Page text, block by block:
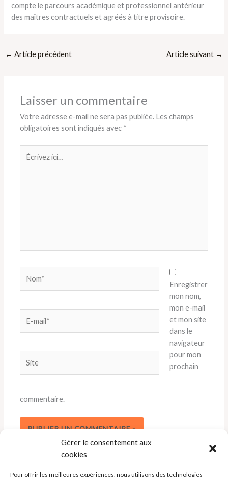
Gérer le consentement aux
cookies
Pour offrir les meilleures expériences, nous utilisons des technologies
compte le parcours académique et professionnel antérieur
des maîtres contractuels et agréés à titre provisoire.
← Article précédent Article suivant →
Laisser un commentaire
Votre adresse e-mail ne sera pas publiée. Les champs
obligatoires sont indiqués avec *
ici…
mail*
Enregistrer
mon nom,
mon e-mail
et mon site
dans le
navigateur
pour mon
prochain
commentaire.